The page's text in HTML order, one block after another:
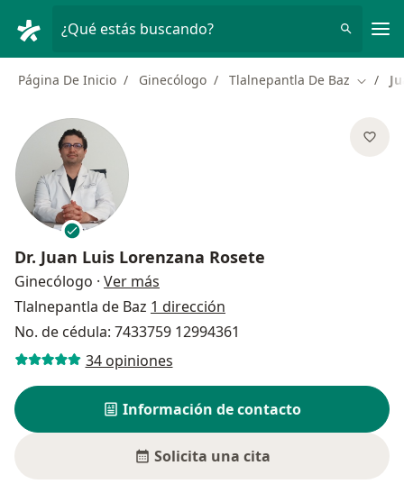
¿Qué estás buscando?
Página De Inicio Ginecólogo Tlalnepantla De Baz
Dr. Juan Luis Lorenzana Rosete
Ginecólogo · Ver más
Tlalnepantla de Baz 1 dirección
No. de cédula: 7433759 12994361
34 opiniones
Información de contacto
Solicita una cita